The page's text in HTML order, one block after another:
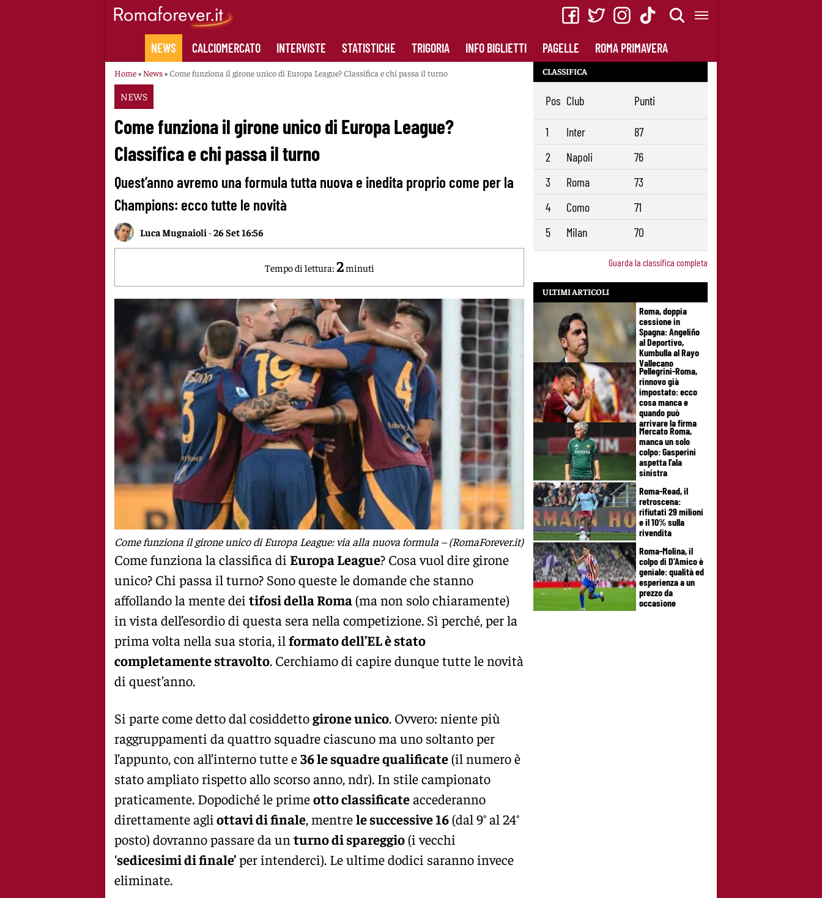
NEWS CALCIOMERCATO INTERVISTE STATISTICHE TRIGORIA INFO BIGLIETTI PAGELLE ROMA PRIMAVERA
Home» News»Come funziona il girone unico di Europa League? Classifica e chi passa il turno
NEWS
Come funziona il girone unico di Europa League?
Classifica e chi passa il turno
Quest’anno avremo una formula tutta nuova e inedita proprio come per la
Champions: ecco tutte le novità
Luca Mugnaioli -26 Set 16:56
Tempo di lettura: 2minuti
Come funziona il girone unico di Europa League: via alla nuova formula – (RomaForever.it)
Come funziona la classifica di Europa League? Cosa vuol dire girone
unico? Chi passa il turno? Sono queste le domande che stanno
affollando la mente dei tifosi della Roma(ma non solo chiaramente)
in vista dell’esordio di questa sera nella competizione. Sì perché, per la
prima volta nella sua storia, il formato dell’EL è stato
completamente stravolto. Cerchiamo di capire dunque tutte le novità
di quest’anno.
Si parte come detto dal cosiddettogirone unico. Ovvero: niente più
raggruppamenti da quattro squadre ciascuno ma uno soltanto per
l’appunto, con all’interno tutte e36 le squadre qualificate(il numero è
stato ampliato rispetto allo scorso anno, ndr). In stile campionato
praticamente. Dopodiché le primeotto classificateaccederanno
direttamente agli ottavi di finale, mentrele successive 16(dal 9° al 24°
posto) dovranno passare da un turno di spareggio(i vecchi
‘sedicesimi di finale’per intenderci). Le ultime dodici saranno invece
eliminate.
CLASSIFICA
Pos Club Punti
1 Inter
87
2
Napoli
76
3
Roma
73
4
Como
71
5
Milan 70
Guarda la classifica completa
ULTIMI ARTICOLI
Roma, doppia
cessione in
Spagna: Angeliño
al Deportivo,
Kumbulla al Rayo
Vallecano
Pellegrini-Roma,
rinnovo già
impostato: ecco
cosa manca e
quando può
arrivare la firma
Mercato Roma,
manca un solo
colpo: Gasperini
aspetta l’ala
sinistra
Roma-Read, il
retroscena:
rifiutati 29 milioni
e il 10% sulla
rivendita
Roma-Molina, il
colpo di D’Amico è
geniale: qualità ed
esperienza a un
prezzo da
occasione